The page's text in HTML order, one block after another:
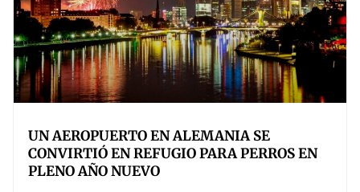
UN AEROPUERTO EN ALEMANIA SE
CONVIRTIÓ EN REFUGIO PARA PERROS EN
PLENO AÑO NUEVO